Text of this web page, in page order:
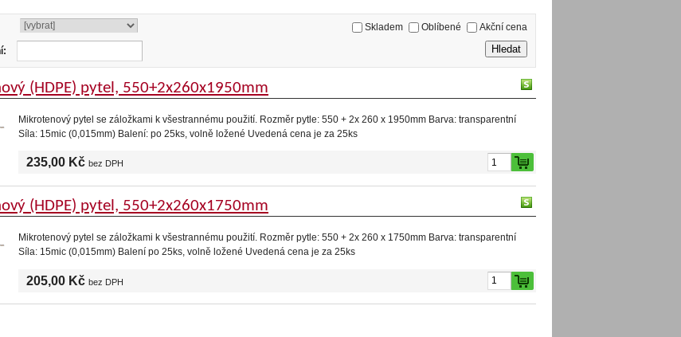
Skladem Oblíbené Akční cena
(HDPE) pytel, 550+2x260x1950mm
Mikrotenový pytel se záložkami k všestrannému použití. Rozměr pytle: 550 + 2x 260 x 1950mm Barva: transparentní
Síla: 15mic (0,015mm) Balení: po 25ks, volně ložené Uvedená cena je za 25ks
235,00 Kč bez DPH
(HDPE) pytel, 550+2x260x1750mm
Mikrotenový pytel se záložkami k všestrannému použití. Rozměr pytle: 550 + 2x 260 x 1750mm Barva: transparentní
Síla: 15mic (0,015mm) Balení po 25ks, volně ložené Uvedená cena je za 25ks
205,00 Kč bez DPH